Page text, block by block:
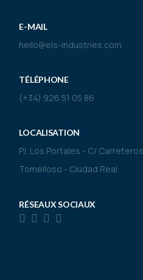
E-MAIL
hello@els-industries.com
TÉLÉPHONE
(+34) 926 51 05 86
LOCALISATION
P.I. Los Portales - C/
Tomelloso - Ciudad Real
RÉSEAUX SOCIAUX